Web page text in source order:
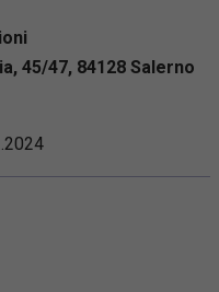
45/47, 84128 Salerno